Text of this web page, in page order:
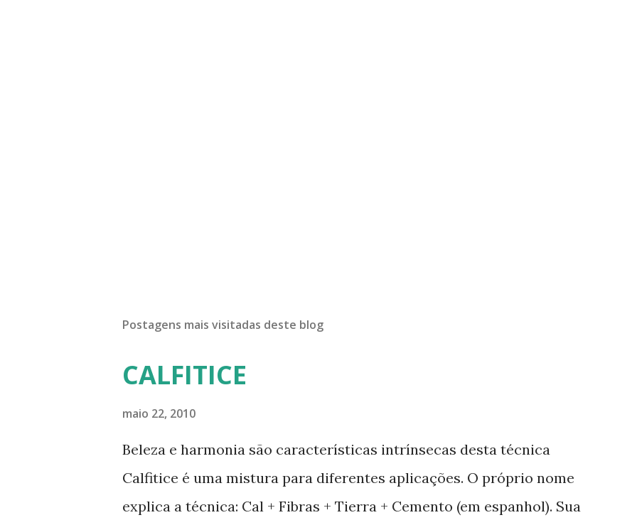
Postagens mais visitadas deste blog
CALFITICE
maio 22, 2010
Beleza e harmonia são características intrínsecas desta técnica
Calfitice é uma mistura para diferentes aplicações. O próprio nome
explica a técnica: Cal + Fibras + Tierra + Cemento (em espanhol). Sua